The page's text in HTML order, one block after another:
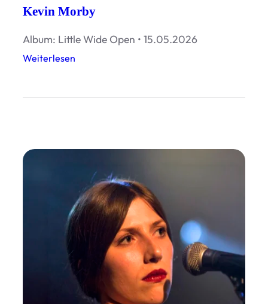
Kevin Morby
Album: Little Wide Open • 15.05.2026
Weiterlesen
n
r
b
y